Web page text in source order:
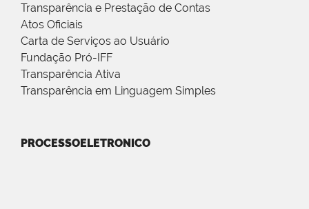
Transparência e Prestação de Contas
Atos Oficiais
Carta de Serviços ao Usuário
Fundação Pró-IFF
Transparência Ativa
Transparência em Linguagem Simples
PROCESSOELETRONICO